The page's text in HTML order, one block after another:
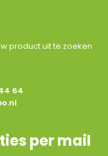
product uit te zoeken
64
per mail